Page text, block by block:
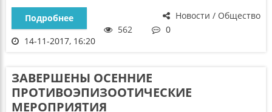
Новости / Общество
Подробнее
562
0
14-11-2017, 16:20
ЗАВЕРШЕНЫ ОСЕННИЕ
ПРОТИВОЭПИЗООТИЧЕСКИЕ
МЕРОПРИЯТИЯ